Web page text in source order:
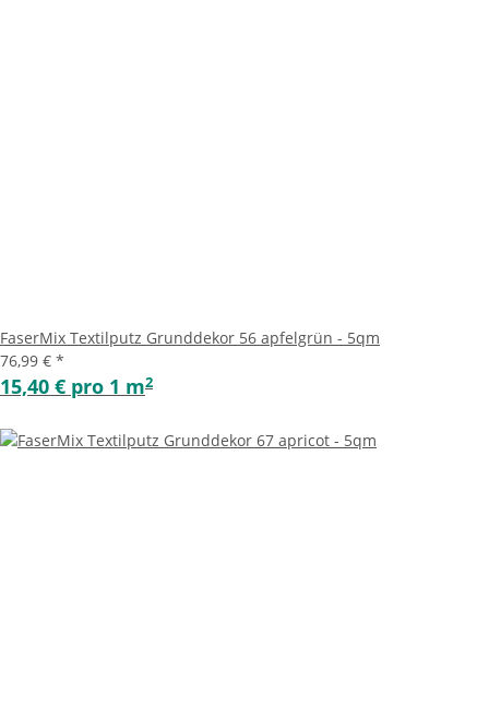
FaserMix Textilputz Grunddekor 56 apfelgrün - 5qm
76,99 € *
15,40 € pro 1 m2